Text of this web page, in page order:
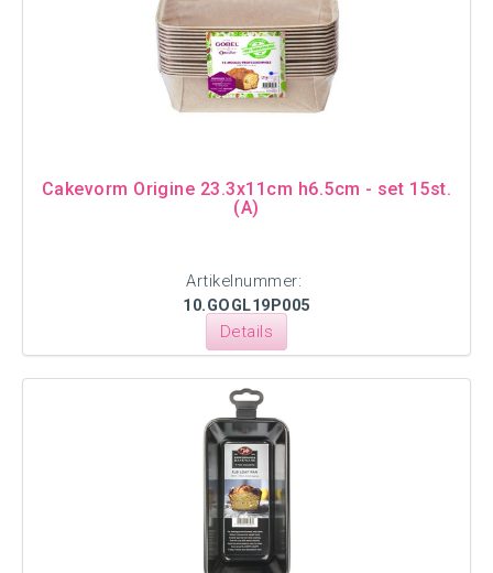
Cakevorm Origine 23.3x11cm h6.5cm - set 15st.
(A)
Artikelnummer:
10.GOGL19P005
Details